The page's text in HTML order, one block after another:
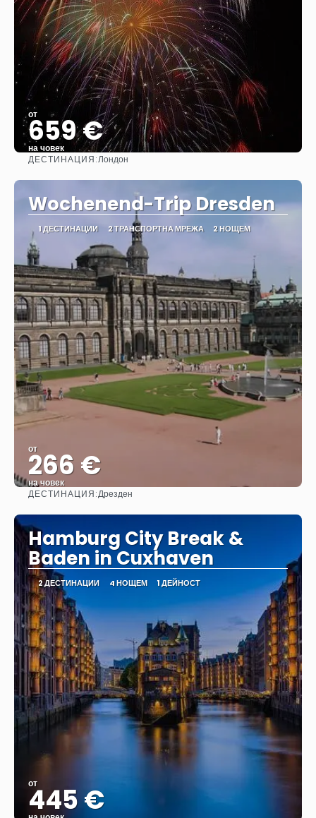
от
659 €
на човек
ДЕСТИНАЦИЯ:Лондон
Wochenend-Trip Dresden
1 ДЕСТИНАЦИИ 2 ТРАНСПОРТНА МРЕЖА 2 НОЩЕМ
от
266 €
на човек
ДЕСТИНАЦИЯ:Дрезден
Hamburg City Break &
Baden in Cuxhaven
2 ДЕСТИНАЦИИ 4 НОЩЕМ 1 ДЕЙНОСТ
от
445 €